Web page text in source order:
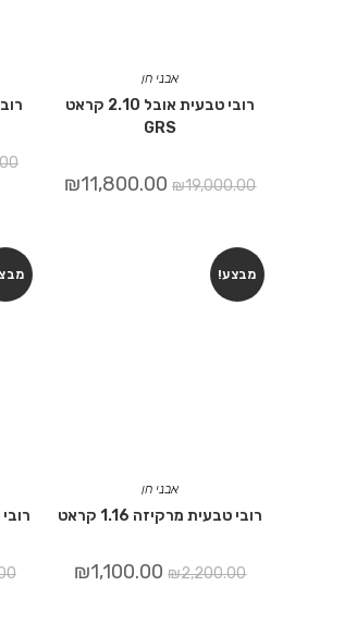
אבני חן
רובי טבעית אובל 2.10 קראט
GRS
₪19,000.00
₪11,800.00
רובי
מבצע!
אבני חן
רובי טבעית מרקיזה 1.16 קראט
₪2,200.00
₪1,100.00